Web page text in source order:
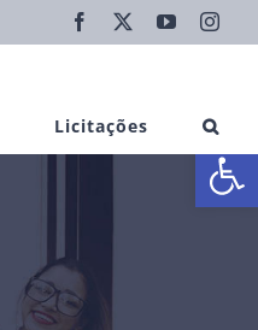
Abrir
Facebook YouTube
Licitações